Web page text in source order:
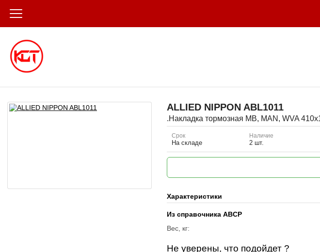
ALLIED NIPPON ABL1011
.Накладка тормозная MB, MAN, WVA
Срок
На складе
Наличие
2 шт.
Характеристики
Из справочника ABCP
Вес, кг:
Не уверены, что подойдет ?